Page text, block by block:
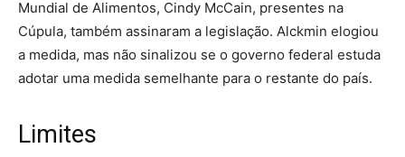
Mundial de Alimentos, Cindy McCain, presentes na
Cúpula, também assinaram a legislação. Alckmin elogiou
a medida, mas não sinalizou se o governo federal estuda
adotar uma medida semelhante para o restante do país.
Limites